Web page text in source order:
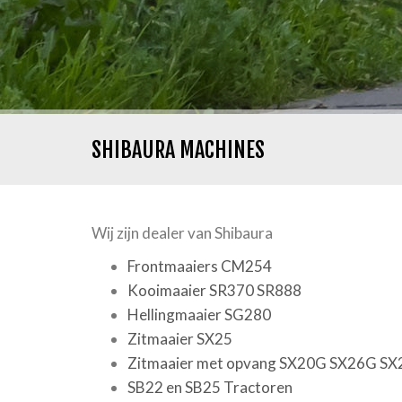
SHIBAURA MACHINES
Wij zijn dealer van Shibaura
Frontmaaiers CM254
Kooimaaier SR370 SR888
Hellingmaaier SG280
Zitmaaier SX25
Zitmaaier met opvang SX20G SX26G
SB22 en SB25 Tractoren